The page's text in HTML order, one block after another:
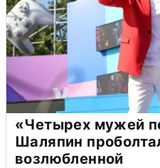
«Четырех мужей
Шаляпин
возлюбленной